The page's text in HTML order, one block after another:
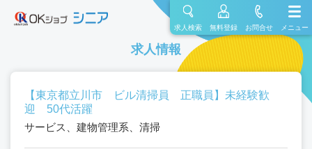
求人検索 無料登録 お問合せ メニュー
求人情報
【東京都立川市 ビル清掃員 正職員】未経験歓
迎 50代活躍
サービス、建物管理系、清掃